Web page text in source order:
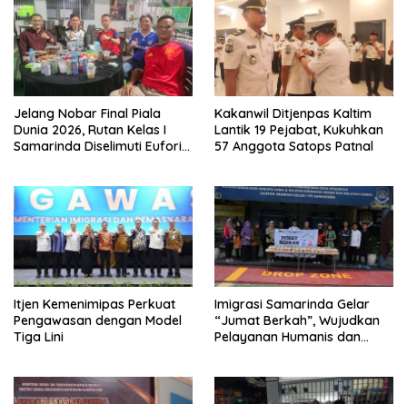
Jelang Nobar Final Piala
Dunia 2026, Rutan Kelas I
Samarinda Diselimuti Euforia,
Kakanwil Ditjenpas Kaltim
Lantik 19 Pejabat, Kukuhkan
57 Anggota Satops Patnal
Itjen Kemenimipas Perkuat
Pengawasan dengan Model
Tiga Lini
Imigrasi Samarinda Gelar
“Jumat Berkah”, Wujudkan
Pelayanan Humanis dan